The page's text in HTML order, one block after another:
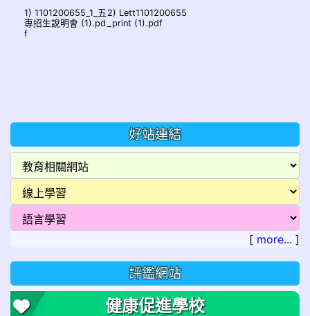
1) 1101200655_1_五
專招生說明會 (1).pd
f
2) Lett1101200655
_print (1).pdf
好站連結
[ more... ]
評鑑網站
健康促進學校